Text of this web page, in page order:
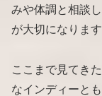
みや体調と相談
が大切になります
ここまで見てき
なインディーと